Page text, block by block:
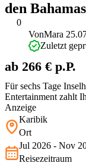
0
den
Für sechs Tage
Entertainment zahlt
VonMara
Zuletzt
ab 266 € p.P.
Anzeige
Karibik
Ort
Jul 2026 - Nov
Reisezeitraum